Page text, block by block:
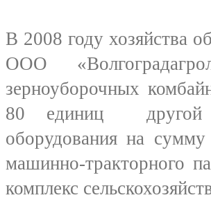
В 2008 году хозяйства
ООО
зерноуборочных
80 единиц другой
оборудования на
машинно-тракторного
комплекс